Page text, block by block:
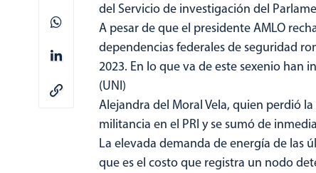
del Servicio de investigación del
A pesar de que el presidente AMLO
dependencias federales de seguridad
2023. En lo que va de este sexenio han
(UNI)
Alejandra del Moral Vela, quien perdió
militancia en el PRI y se sumó de
La elevada demanda de energía de las
que es el costo que registra un nodo